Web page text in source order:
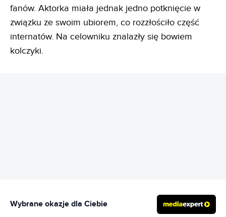
fanów. Aktorka miała jednak jedno potknięcie w
związku ze swoim ubiorem, co rozzłościło część
internatów. Na celowniku znalazły się bowiem
kolczyki.
Wybrane okazje dla Ciebie